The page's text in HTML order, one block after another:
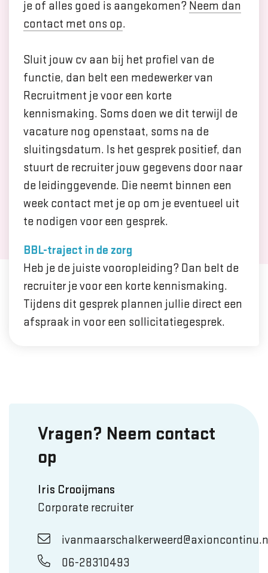
je of alles goed is aangekomen? Neem dan
contact met ons op.
Sluit jouw cv aan bij het profiel van de
functie, dan belt een medewerker van
Recruitment je voor een korte
kennismaking. Soms doen we dit terwijl de
vacature nog openstaat, soms na de
sluitingsdatum. Is het gesprek positief, dan
stuurt de recruiter jouw gegevens door naar
de leidinggevende. Die neemt binnen een
week contact met je op om je eventueel uit
te nodigen voor een gesprek.
BBL-traject in de zorg
Heb je de juiste vooropleiding? Dan belt de
recruiter je voor een korte kennismaking.
Tijdens dit gesprek plannen jullie direct een
afspraak in voor een sollicitatiegesprek.
Vragen? Neem contact
op
Iris Crooijmans
Corporate recruiter
06-28310493